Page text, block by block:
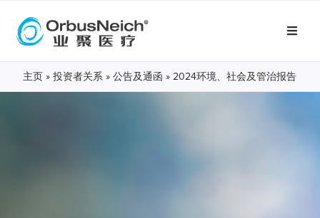
主页 » 投资者关系 » 公告及通函 » 2024环境、社会及管治报告